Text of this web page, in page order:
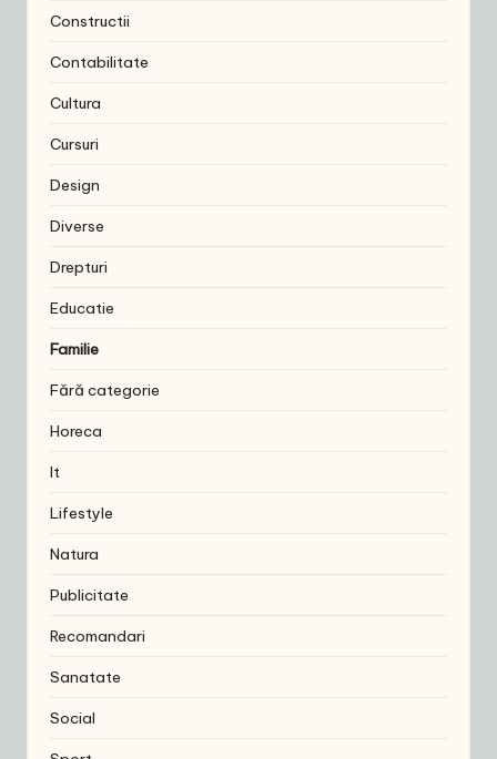
Constructii
Contabilitate
Cultura
Cursuri
Design
Diverse
Drepturi
Educatie
Familie
Fără categorie
Horeca
It
Lifestyle
Natura
Publicitate
Recomandari
Sanatate
Social